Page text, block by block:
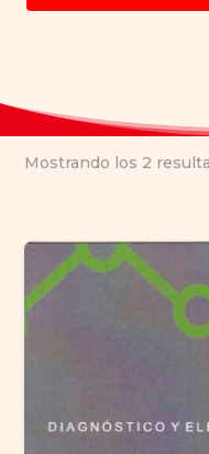
Mostrando los 2